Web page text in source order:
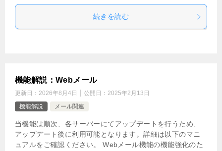
続きを読む
機能解説：Webメール
更新日： 2026年8月4日 公開日： 2025年2月13日
機能解説
メール関連
当機能は順次、各サーバーにてアップデートを行うため、
アップデート後に利用可能となります。詳細は以下のマニ
ュアルをご確認ください。 Webメール機能の機能強化のた